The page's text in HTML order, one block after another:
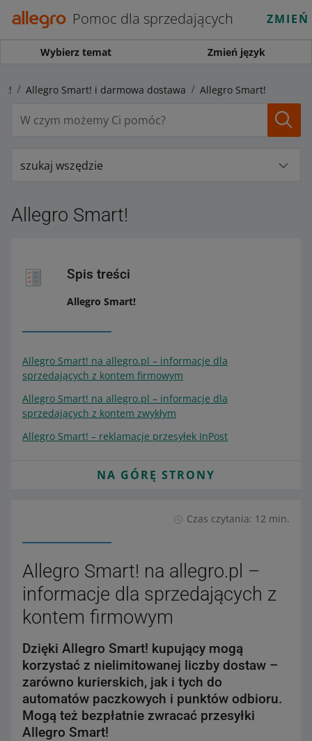
Pomoc dla sprzedających
Wybierz temat Zmień język
Allegro Smart! i darmowa dostawa Allegro Smart!
szukaj wszędzie
Allegro Smart!
Spis treści
Allegro Smart!
Allegro Smart! na allegro.pl – informacje dla
sprzedających z kontem firmowym
Allegro Smart! na allegro.pl – informacje dla
sprzedających z kontem zwykłym
Allegro Smart! – reklamacje przesyłek InPost
NA GÓRĘ STRONY
Czas czytania: 12 min.
Allegro Smart! na allegro.pl –
informacje dla sprzedających z
kontem firmowym
Dzięki Allegro Smart! kupujący mogą
korzystać z nielimitowanej liczby dostaw –
zarówno kurierskich, jak i tych do
automatów paczkowych i punktów odbioru.
Mogą też bezpłatnie zwracać przesyłki
Allegro Smart!